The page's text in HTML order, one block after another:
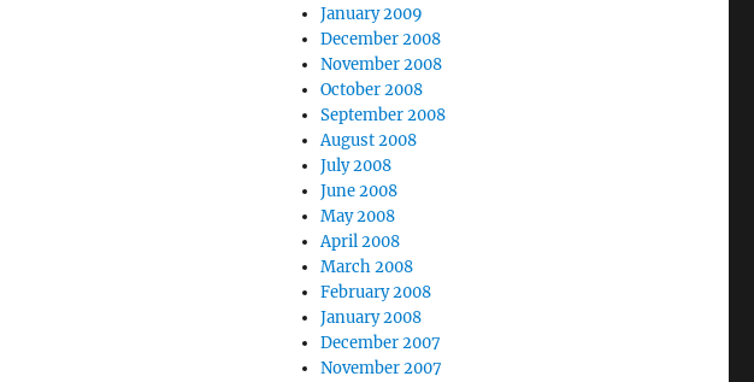
January 2009
December 2008
November 2008
October 2008
September 2008
August 2008
July 2008
June 2008
May 2008
April 2008
March 2008
February 2008
January 2008
December 2007
November 2007